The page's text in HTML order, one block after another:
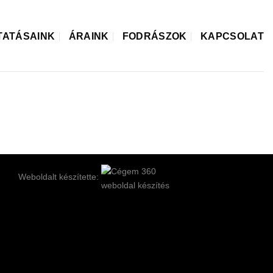
ÁRAINK FODRÁSZOK KAPCSOLAT
Weboldalt készítette: